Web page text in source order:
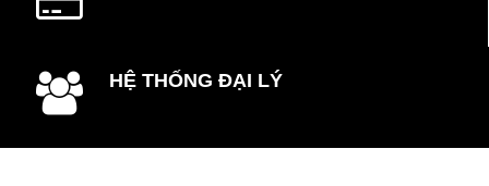
HỆ THỐNG ĐẠI LÝ